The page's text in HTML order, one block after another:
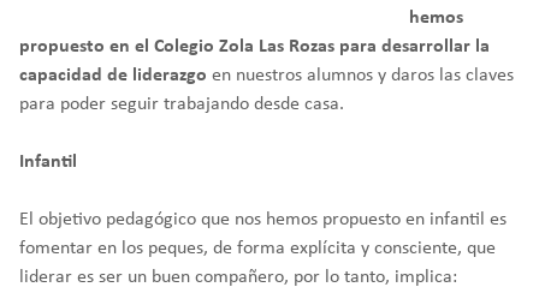
hemos
propuesto en el Colegio Zola Las Rozas para desarrollar la
capacidad de liderazgo en nuestros alumnos y daros las claves
para poder seguir trabajando desde casa.
Infantil
El objetivo pedagógico que nos hemos propuesto en infantil es
fomentar en los peques, de forma explícita y consciente, que
liderar es ser un buen compañero, por lo tanto, implica: